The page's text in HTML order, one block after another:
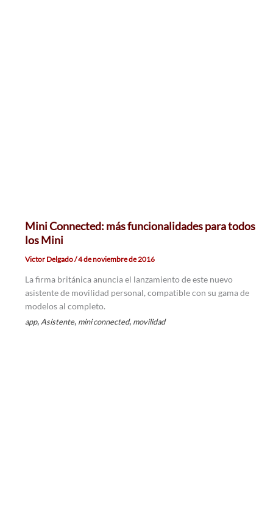
Mini Connected: más funcionalidades para todos
los Mini
Victor Delgado/4 de noviembre de 2016
La firma británica anuncia el lanzamiento de este nuevo
asistente de movilidad personal, compatible con su gama de
modelos al completo.
app, Asistente, mini connected, movilidad